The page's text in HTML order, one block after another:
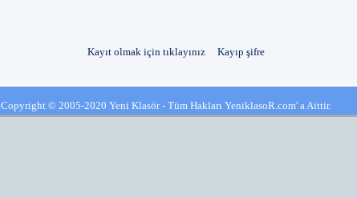
Kayıt olmak için tıklayınız Kayıp şifre
Copyright © 2005-2020 Yeni Klasör - Tüm Hakları YeniklasoR.com' a Aittir.